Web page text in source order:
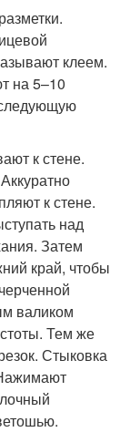
клеем.
на 5–10
к стене.
к стене.
над
Затем
край, чтобы
валиком
Тем же
Стыковка